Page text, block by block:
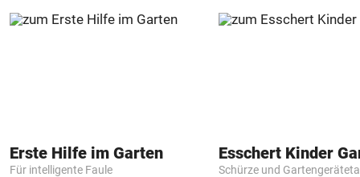
Erste Hilfe im Garten
Für intelligente Faule Schürze und